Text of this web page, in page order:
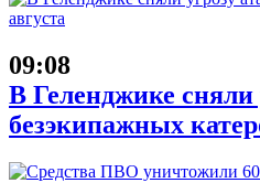
09:08
В Геленджике сняли
безэкипажных